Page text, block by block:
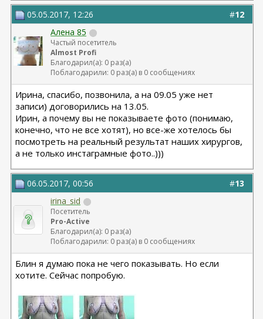
#12
05.05.2017, 12:26
Алена 85
Частый посетитель
Almost Profi
Благодарил(а): 0 раз(а)
Поблагодарили: 0 раз(а) в 0 сообщениях
Ирина, спасибо, позвонила, а на 09.05 уже нет
записи) договорились на 13.05.
Ирин, а почему вы не показываете фото (понимаю,
конечно, что не все хотят), но все-же хотелось бы
посмотреть на реальный результат наших хирургов,
а не только инстаграмные фото..)))
#13
06.05.2017, 00:56
irina_sid
Посетитель
Pro-Active
Благодарил(а): 0 раз(а)
Поблагодарили: 0 раз(а) в 0 сообщениях
Блин я думаю пока не чего показывать. Но если
хотите. Сейчас попробую.